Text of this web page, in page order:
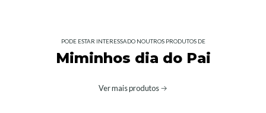
PODE ESTAR INTERESSADO NOUTROS PRODUTOS DE
Miminhos dia do Pai
Ver mais produtos